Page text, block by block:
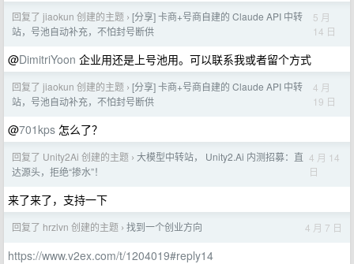
回复了 jiaokun 创建的主题 › [分享] 卡商+号商自建的 Claude API 中转
站，号池自动补充，不怕封号断供
5 月
14 日
@DimitriYoon 企业用还是上号池用。可以联系我或者留个方式
回复了 jiaokun 创建的主题 › [分享] 卡商+号商自建的 Claude API 中转
站，号池自动补充，不怕封号断供
4 月
19 日
@701kps 怎么了？
回复了 Unity2Ai 创建的主题 › 大模型中转站， Unity2.Ai 内测招募：直
达源头，拒绝“掺水”！
4 月 14
日
来了来了，支持一下
回复了 hrzlvn 创建的主题 › 找到一个创业方向 4 月 7 日
https://www.v2ex.com/t/1204019#reply14